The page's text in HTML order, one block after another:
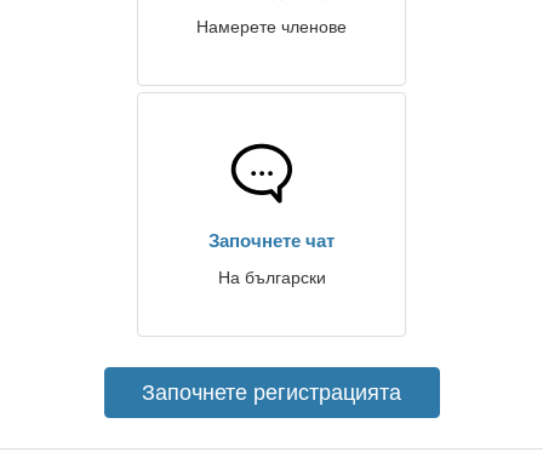
Намерете членове
Започнете чат
На български
Започнете регистрацията